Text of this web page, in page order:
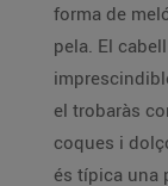
forma de
pela. El
el trobaràs
coques i
és típica una